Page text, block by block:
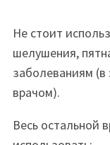
Не стоит
шелушения,
заболеваниям (в
врачом).
Весь остальной